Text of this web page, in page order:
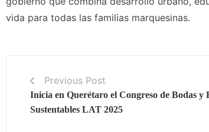
vida para todas las familias marquesinas.
Previous Post
Inicia en Querétaro el Congreso de Bodas y
Sustentables LAT 2025